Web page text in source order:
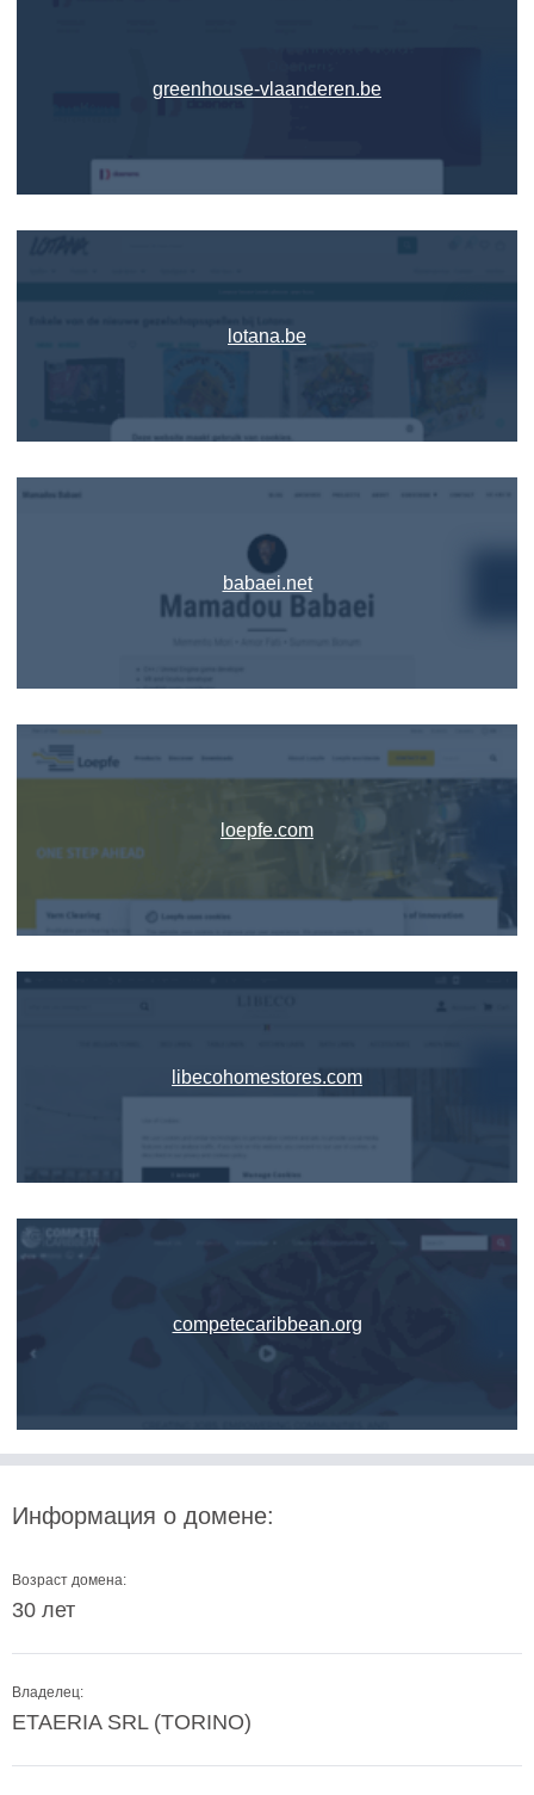
greenhouse-vlaanderen.be
lotana.be
babaei.net
loepfe.com
libecohomestores.com
competecaribbean.org
Информация о домене:
Возраст домена:
30 лет
Владелец:
ETAERIA SRL (TORINO)